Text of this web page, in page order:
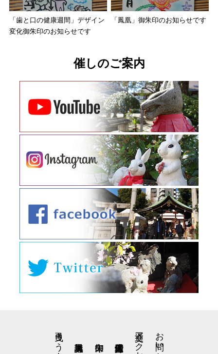
「歯と口の健康週間」デザイン
変化御朱印のお知らせです
「鳳凰」御朱印のお知らせです
催しのご案内